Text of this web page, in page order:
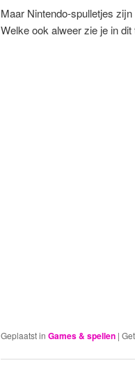
Maar Nintendo-spulletjes
Welke ook alweer zie je in dit
Geplaatst in Games & spellen |